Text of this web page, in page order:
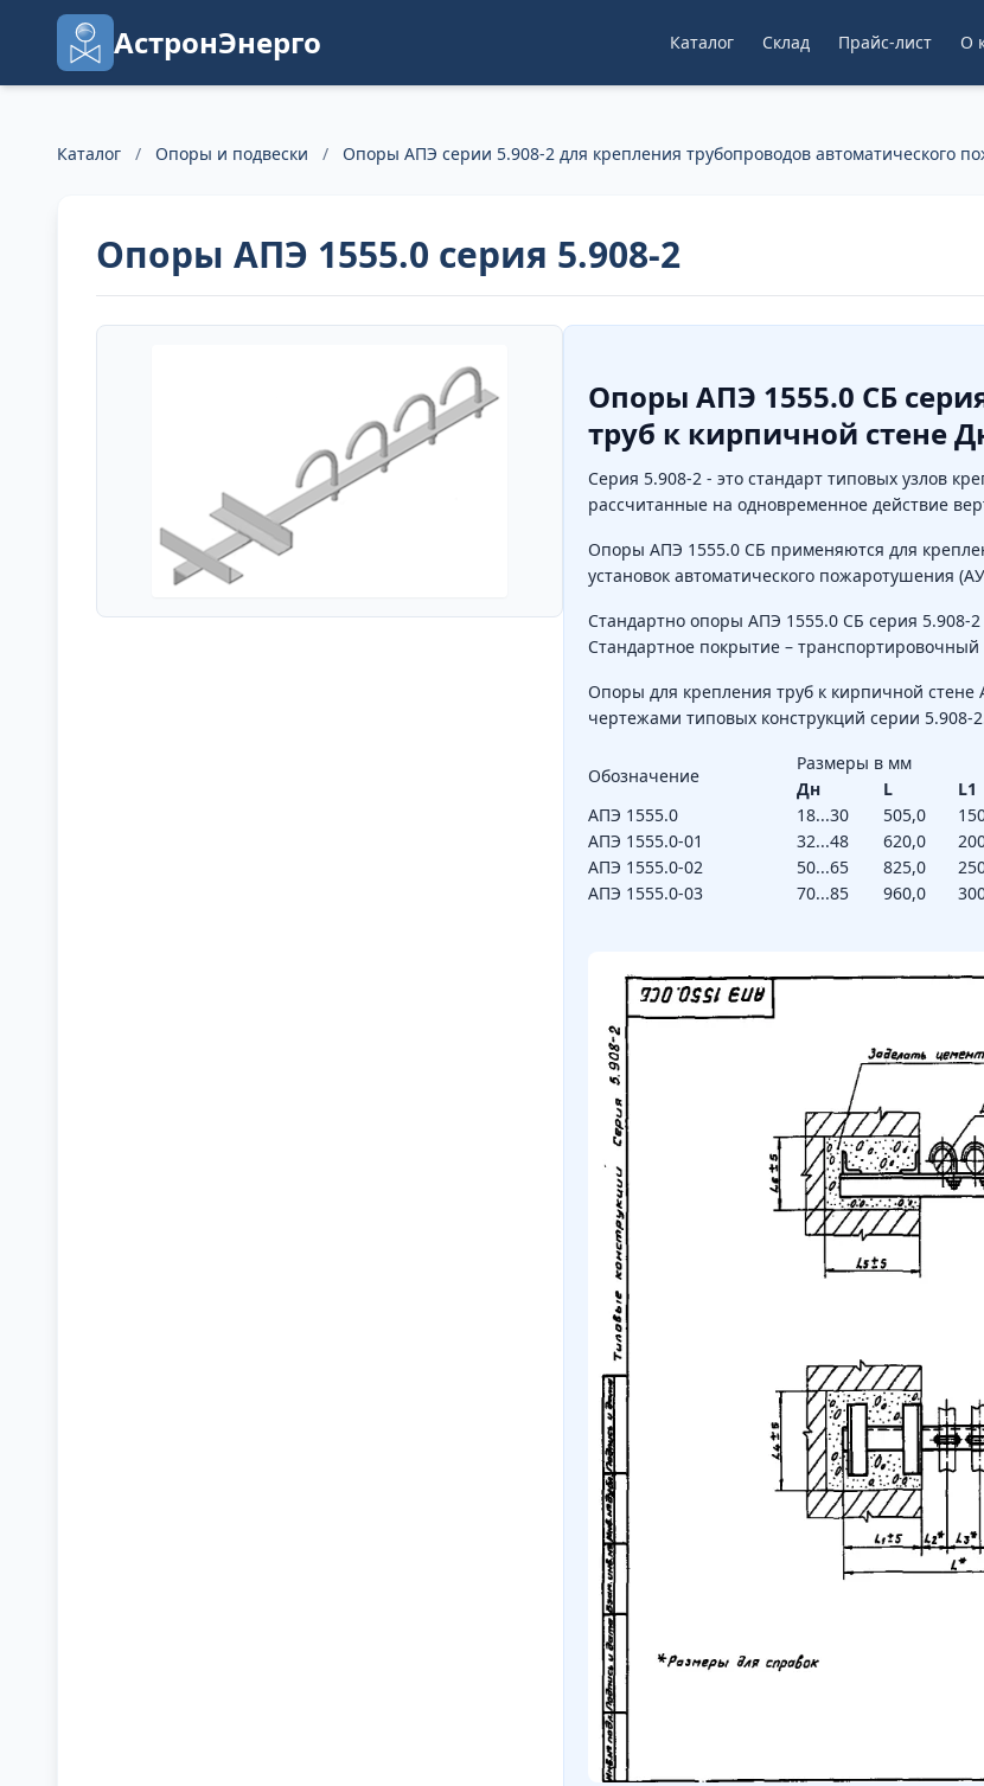
АстронЭнерго Каталог Склад Прайс-лист О
Каталог / Опоры и подвески / Опоры АПЭ серии 5.908-2 для крепления трубопроводов автоматического
Опоры АПЭ 1555.0 серия 5.908-2
Опоры АПЭ 1555.0 СБ
труб к кирпичной стене
Серия 5.908-2 - это стандарт типовых узлов
рассчитанные на одновременное действие
Опоры АПЭ 1555.0 СБ применяются для
установок автоматического пожаротушения
Стандартно опоры АПЭ 1555.0 СБ серия 5.908-
Стандартное покрытие – транспортировочный
Опоры для крепления труб к кирпичной стене
чертежами типовых конструкций серии 5.908-
Обозначение
Размеры в мм
Дн L L1
АПЭ 1555.0
18...30 505,0
АПЭ 1555.0-01
32...48 620,0
АПЭ 1555.0-02
50...65 825,0
АПЭ 1555.0-03
70...85 960,0